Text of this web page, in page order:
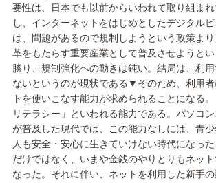
要性は、日本でも以前からいわれて取り組ま
し、インターネットをはじめとしたデジタル
は、問題があるので規制しようという政策よ
革をもたらす重要産業として普及させようと
勝り、規制強化への動きは鈍い。結局は、利
ないというのが現状である▼そのため、利用
トを使いこなす能力が求められることになる
リテラシー」といわれる能力である。パソコ
が普及した現代では、この能力なしには、青
人も安全・安心に生きていけない時代になっ
だけではなく、いまや金銭のやりとりもネッ
なった。それに伴い、ネットを利用した新手